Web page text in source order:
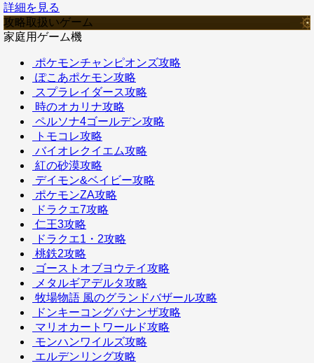
詳細を見る
攻略取扱いゲーム
家庭用ゲーム機
ポケモンチャンピオンズ攻略
ぽこあポケモン攻略
スプラレイダース攻略
時のオカリナ攻略
ペルソナ4ゴールデン攻略
トモコレ攻略
バイオレクイエム攻略
紅の砂漠攻略
デイモン&ベイビー攻略
ポケモンZA攻略
ドラクエ7攻略
仁王3攻略
ドラクエ1・2攻略
桃鉄2攻略
ゴーストオブヨウテイ攻略
メタルギアデルタ攻略
牧場物語 風のグランドバザール攻略
ドンキーコングバナンザ攻略
マリオカートワールド攻略
モンハンワイルズ攻略
エルデンリング攻略